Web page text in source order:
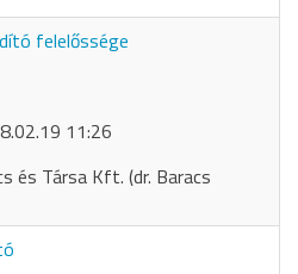
felelőssége
11:26
és Társa Kft. (dr. Baracs